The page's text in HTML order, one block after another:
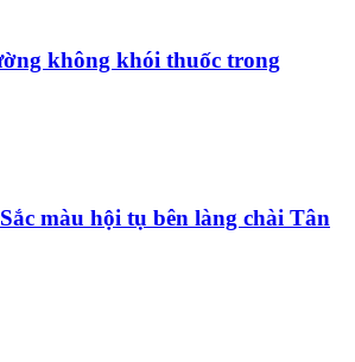
không khói thuốc trong
màu hội tụ bên làng chài Tân